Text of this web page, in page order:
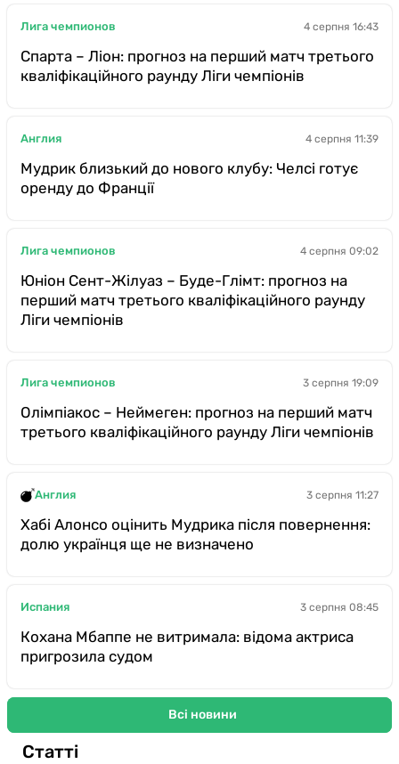
Лига чемпионов 4 серпня 16:43
Спарта – Ліон: прогноз на перший матч третього
кваліфікаційного раунду Ліги чемпіонів
Англия 4 серпня 11:39
Мудрик близький до нового клубу: Челсі готує
оренду до Франції
Лига чемпионов 4 серпня 09:02
Юніон Сент-Жілуаз – Буде-Глімт: прогноз на
перший матч третього кваліфікаційного раунду
Ліги чемпіонів
Лига чемпионов 3 серпня 19:09
Олімпіакос – Неймеген: прогноз на перший матч
третього кваліфікаційного раунду Ліги чемпіонів
Англия 3 серпня 11:27
Хабі Алонсо оцінить Мудрика після повернення:
долю українця ще не визначено
Испания 3 серпня 08:45
Кохана Мбаппе не витримала: відома актриса
пригрозила судом
Всі новини
Статті